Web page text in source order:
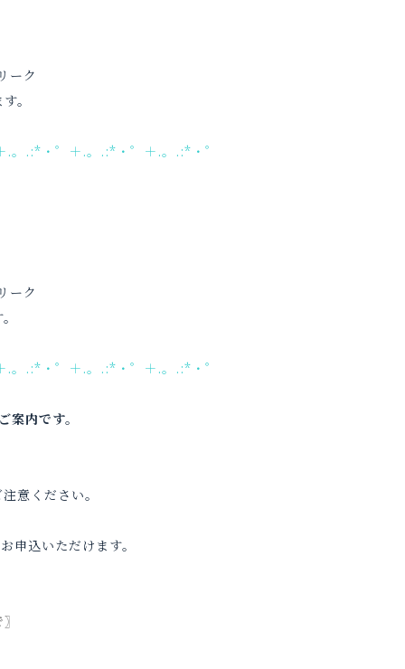
ーク
。
.:*・゜＋.。.:*・゜＋.。.:*・゜
ーク
.:*・゜＋.。.:*・゜＋.。.:*・゜
内です。
意ください。
申込いただけます。